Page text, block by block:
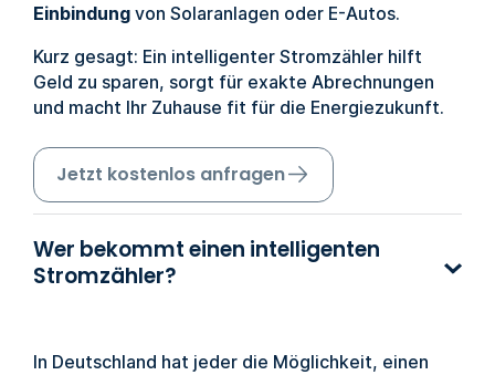
Einbindung von Solaranlagen oder E-Autos.
Kurz gesagt: Ein intelligenter Stromzähler hilft
Geld zu sparen, sorgt für exakte Abrechnungen
und macht Ihr Zuhause fit für die Energiezukunft.
Jetzt kostenlos anfragen
Wer bekommt einen intelligenten
Stromzähler?
In Deutschland hat jeder die Möglichkeit, einen